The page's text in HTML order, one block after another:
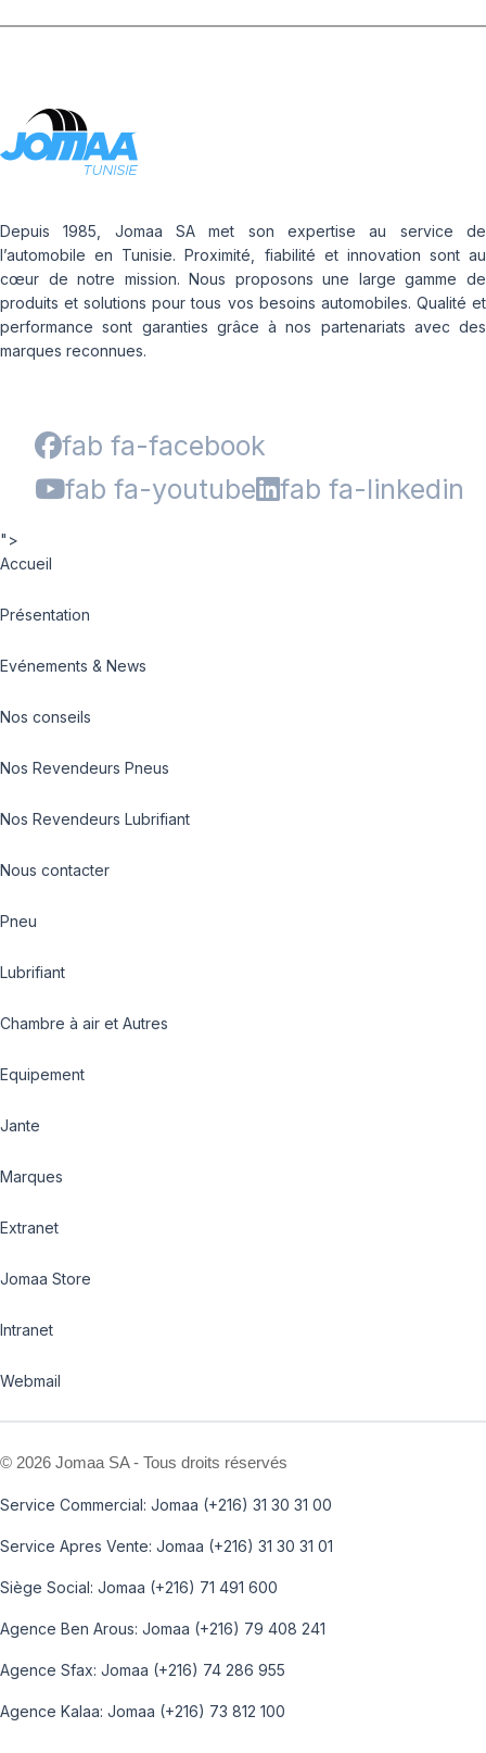
Depuis 1985, Jomaa SA met son expertise au service de
l’automobile en Tunisie. Proximité, fiabilité et innovation sont au
cœur de notre mission. Nous proposons une large gamme de
produits et solutions pour tous vos besoins automobiles. Qualité et
performance sont garanties grâce à nos partenariats avec des
marques reconnues.
fab fa-facebook
fab fa-youtube
fab fa-linkedin
">
Accueil
Présentation
Evénements & News
Nos conseils
Nos Revendeurs Pneus
Nos Revendeurs Lubrifiant
Nous contacter
Pneu
Lubrifiant
Chambre à air et Autres
Equipement
Jante
Marques
Extranet
Jomaa Store
Intranet
Webmail
© 2026 Jomaa SA - Tous droits réservés
Service Commercial: Jomaa (+216) 31 30 31 00
Service Apres Vente: Jomaa (+216) 31 30 31 01
Siège Social: Jomaa (+216) 71 491 600
Agence Ben Arous: Jomaa (+216) 79 408 241
Agence Sfax: Jomaa (+216) 74 286 955
Agence Kalaa: Jomaa (+216) 73 812 100